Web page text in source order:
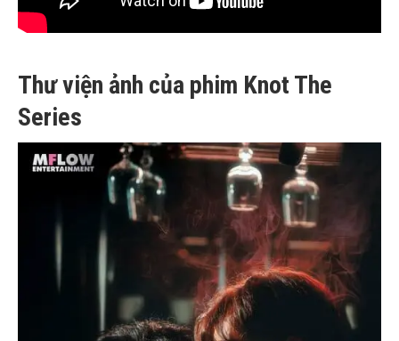
Thư viện ảnh của phim Knot The
Series